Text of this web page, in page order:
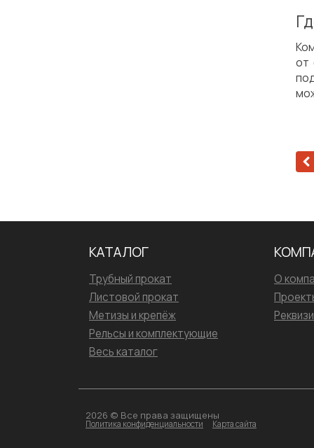
от
КАТАЛОГ
Трубный прокат
Листовой прокат
Метизы и крепёж
Рельсы и комплектующие
Весь каталог
О
2026 © Все права защищены
Политика конфиденциальности Карта сайта